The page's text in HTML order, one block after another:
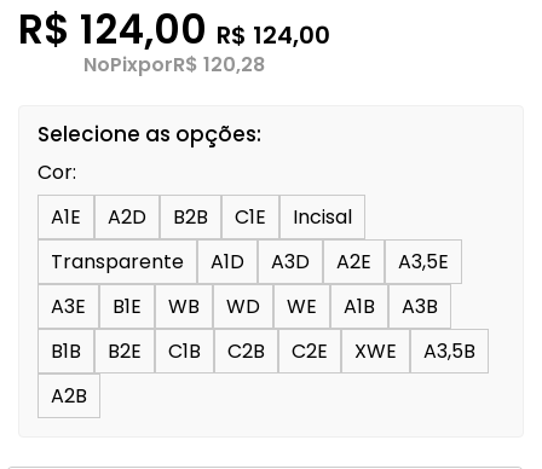
R$ 124,00 R$ 124,00
NoPixporR$ 120,28
Selecione as opções:
Cor:
A1E
A2D B2B C1E
Incisal
Transparente
A1D A3D A2E
A3,5E
A3E
B1E WB WD WE A1B
A3B
B1B
B2E C1B C2B C2E XWE
A3,5B
A2B